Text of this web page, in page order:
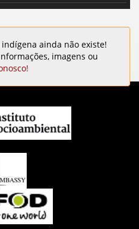
ainda não existe!
imagens ou